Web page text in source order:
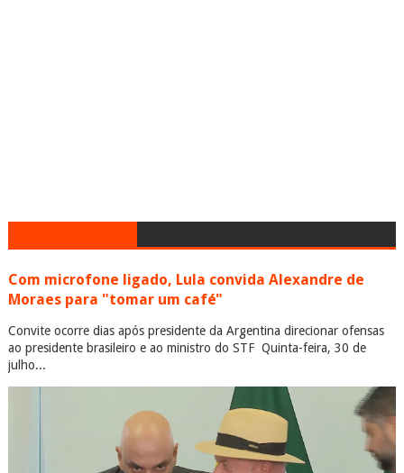
Com microfone ligado, Lula convida Alexandre de
Moraes para "tomar um café"
Convite ocorre dias após presidente da Argentina direcionar ofensas
ao presidente brasileiro e ao ministro do STF Quinta-feira, 30 de
julho...